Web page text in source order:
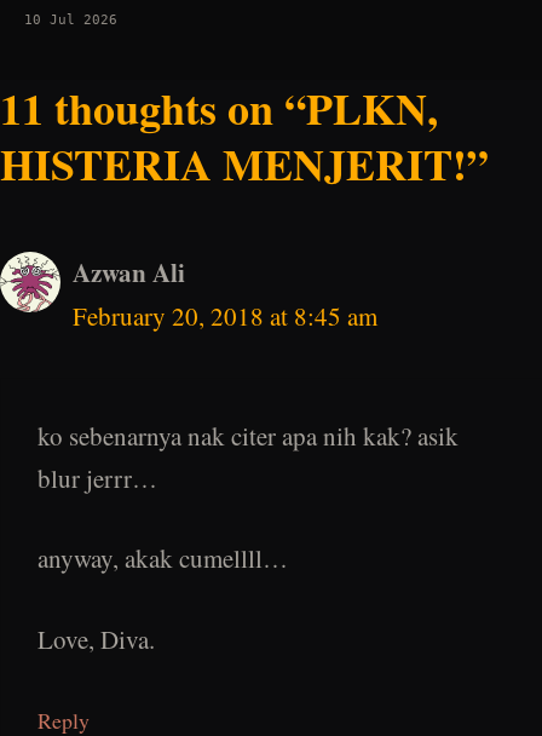
10 Jul 2026
11 thoughts on “PLKN,
HISTERIA MENJERIT!”
Azwan Ali
February 20, 2018 at 8:45 am
ko sebenarnya nak citer apa nih kak? asik
blur jerrr…
anyway, akak cumellll…
Love, Diva.
Reply